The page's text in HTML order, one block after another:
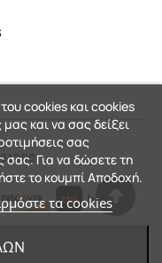
cookies και cookies
μας και να σας δείξει
σας
σας. Για να δώσετε τη
το κουμπί Αποδοχή.
τα cookies